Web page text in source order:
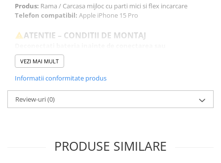
Produs: Rama / Carcasa mijloc cu parti mici si flex incarcare
Telefon compatibil: Apple iPhone 15 Pro
ATENTIE – CONDITII DE MONTAJ
deconectarea oricarei componente.
Testati produsul inainte de montajul final, fara a indeparta foliile
de protectie, sigiliile sau etichetele.
Inlocuirea componentelor interne este un proces delicat si
necesita cunostinte si echipamente specifice domeniului
reparatiilor GSM.
Se recomanda montajul intr-un service specializat.
Garantia se ofera doar in cazul in care produsul a fost montat
intr-un service GSM.
VEZI MAI MULT
Informatii conformitate produs
Review-uri(0)
PRODUSE SIMILARE